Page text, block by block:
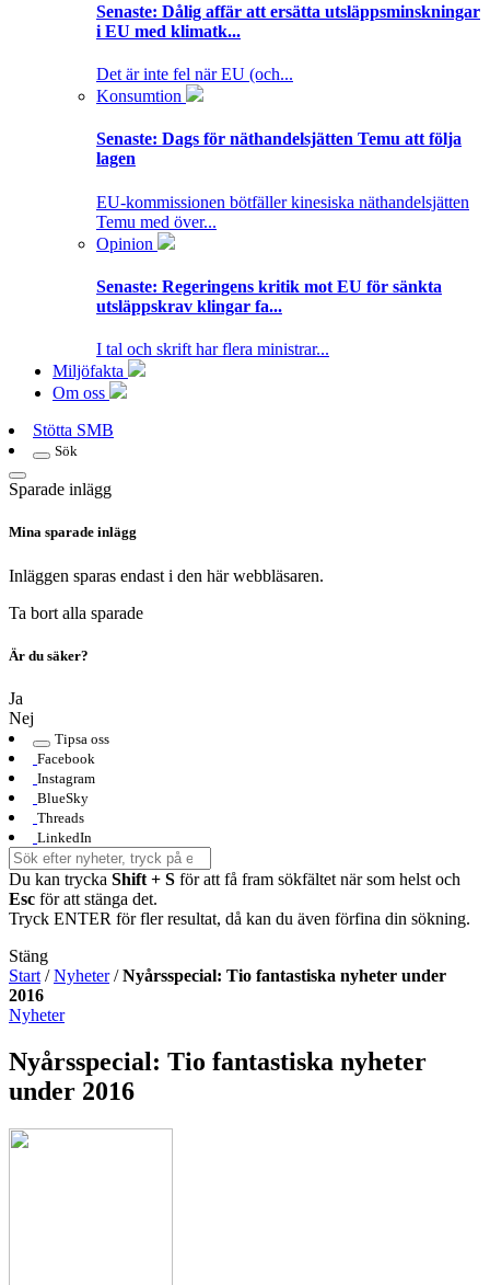
Senaste: Dålig affär att ersätta utsläppsminskningar
i EU med klimatk...
Det är inte fel när EU (och...
Konsumtion
Senaste: Dags för näthandelsjätten Temu att följa
lagen
EU-kommissionen bötfäller kinesiska näthandelsjätten
Temu med över...
Opinion
Senaste: Regeringens kritik mot EU för sänkta
utsläppskrav klingar fa...
I tal och skrift har flera ministrar...
Miljöfakta
Om oss
Stötta SMB
Sök
Sparade inlägg
Mina sparade inlägg
Inläggen sparas endast i den här webbläsaren.
Ta bort alla sparade
Är du säker?
Ja
Nej
Tipsa oss
Facebook
Instagram
BlueSky
Threads
LinkedIn
Du kan trycka Shift + S för att få fram sökfältet när som helst och
Esc för att stänga det.
Tryck ENTER för fler resultat, då kan du även förfina din sökning.
Stäng
Start /Nyheter/Nyårsspecial: Tio fantastiska nyheter under
2016
Nyheter
Nyårsspecial: Tio fantastiska nyheter
under 2016